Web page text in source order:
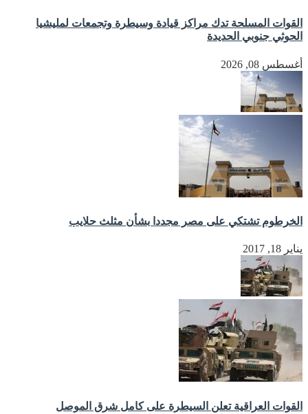
القوات المسلحة تدك مراكز قيادة وسيطرة وتجمعات لمليشيا
الحوثي جنوبي الحديدة
أغسطس 08, 2026
الخرطوم تشتكي على مصر مجددا بشأن مثلث حلايب
يناير 18, 2017
القوات العراقية تعلن السيطرة على كامل شرق الموصل